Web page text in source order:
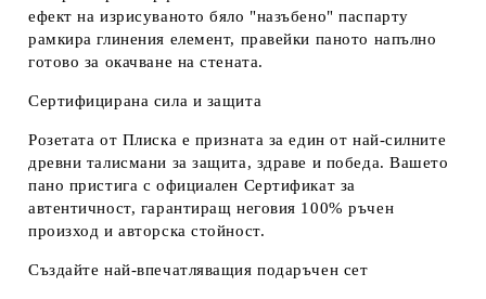
ефект на изрисуваното бяло "назъбено" паспарту
рамкира глинения елемент, правейки паното напълно
готово за окачване на стената.
Сертифицирана сила и защита
Розетата от Плиска е призната за един от най-силните
древни талисмани за защита, здраве и победа. Вашето
пано пристига с официален Сертификат за
автентичност, гарантиращ неговия 100% ръчен
произход и авторска стойност.
Създайте най-впечатляващия подаръчен сет